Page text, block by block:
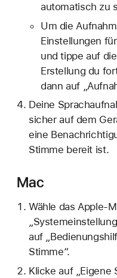
automatisch zu
Um die
Einstellungen
und tippe auf
Erstellung du
dann auf
Deine
sicher auf dem
eine
Stimme bereit ist.
Mac
Wähle das Apple-
auf
Stimme“.
Klicke auf „Eigene